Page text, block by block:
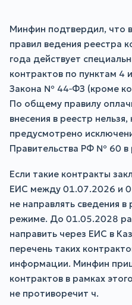
Минфин подтвердил, что
правил ведения реестра
года действует
контрактов по пунктам 4
Закона № 44‑ФЗ (кроме
По общему правилу
внесения в реестр
предусмотрено
Правительства РФ № 60
Если такие контракты
ЕИС между 01.07.2026 и
не направлять сведения
режиме. До 01.05.2028
направить через ЕИС в
перечень таких
информации. Минфин
контрактов в рамках
не противоречит ч.